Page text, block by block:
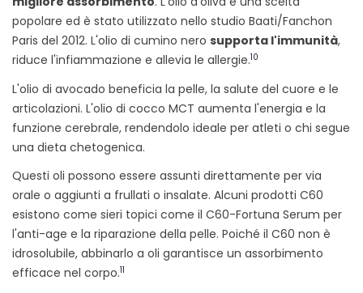
popolare ed è stato utilizzato nello studio Baati/Fanchon
Paris del 2012. L'olio di cumino nero supporta l'immunità,
riduce l'infiammazione e allevia le allergie.10
L'olio di avocado beneficia la pelle, la salute del cuore e le
articolazioni. L'olio di cocco MCT aumenta l'energia e la
funzione cerebrale, rendendolo ideale per atleti o chi segue
una dieta chetogenica.
Questi oli possono essere assunti direttamente per via
orale o aggiunti a frullati o insalate. Alcuni prodotti C60
esistono come sieri topici come il C60-Fortuna Serum per
l'anti-age e la riparazione della pelle. Poiché il C60 non è
idrosolubile, abbinarlo a oli garantisce un assorbimento
efficace nel corpo.11